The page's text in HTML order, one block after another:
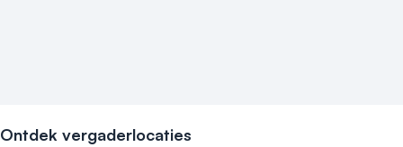
Ontdek vergaderlocaties